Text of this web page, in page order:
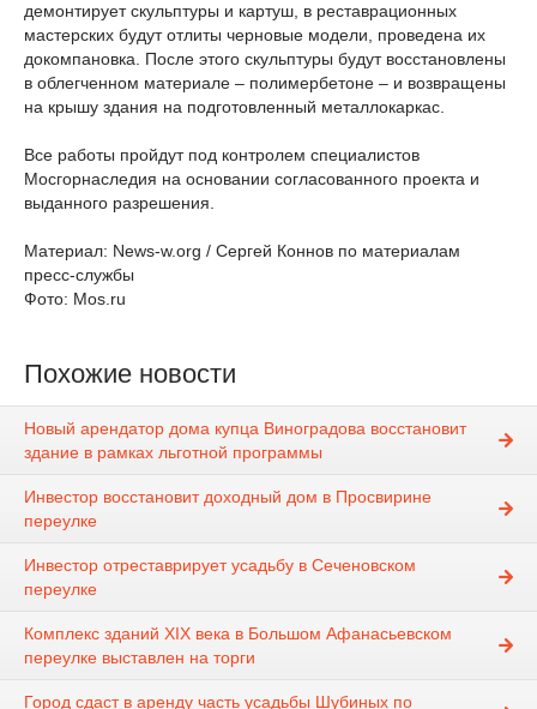
демонтирует скульптуры и картуш, в реставрационных
мастерских будут отлиты черновые модели, проведена их
докомпановка. После этого скульптуры будут восстановлены
в облегченном материале – полимербетоне – и возвращены
на крышу здания на подготовленный металлокаркас.
Все работы пройдут под контролем специалистов
Мосгорнаследия на основании согласованного проекта и
выданного разрешения.
Материал: News-w.org / Сергей Коннов по материалам
пресс-службы
Фото: Mos.ru
Похожие новости
Новый арендатор дома купца Виноградова восстановит
здание в рамках льготной программы
Инвестор восстановит доходный дом в Просвирине
переулке
Инвестор отреставрирует усадьбу в Сеченовском
переулке
Комплекс зданий XIX века в Большом Афанасьевском
переулке выставлен на торги
Город сдаст в аренду часть усадьбы Шубиных по